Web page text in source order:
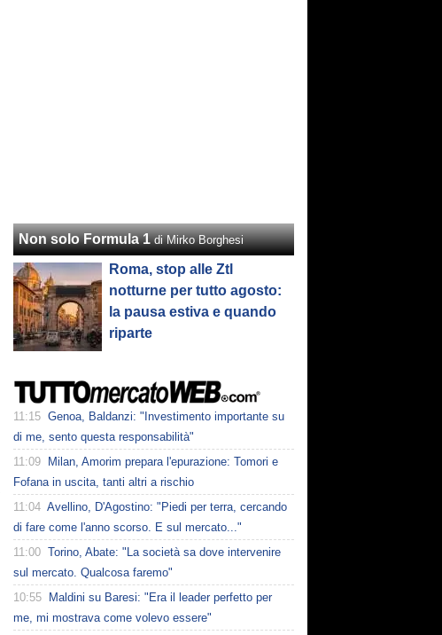
Non solo Formula 1 di Mirko Borghesi
Roma, stop alle Ztl
notturne per tutto agosto:
la pausa estiva e quando
riparte
11:15 Genoa, Baldanzi: "Investimento importante su
di me, sento questa responsabilità"
11:09
Milan, Amorim prepara l'epurazione: Tomori e
Fofana in uscita, tanti altri a rischio
11:04 Avellino, D'Agostino: "Piedi per terra, cercando
di fare come l'anno scorso. E sul mercato..."
11:00 Torino, Abate: "La società sa dove intervenire
sul mercato. Qualcosa faremo"
10:55
Maldini su Baresi: "Era il leader perfetto per
me, mi mostrava come volevo essere"